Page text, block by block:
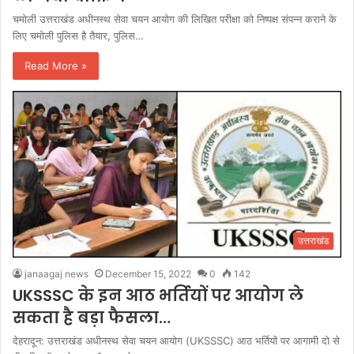
चमोली उत्तराखंड अधीनस्थ सेवा चयन आयोग की लिखित परीक्षा को निष्पक्ष संपन्न कराने के
लिए चमोली पुलिस है तैयार, पुलिस…
Read More »
उत्तराखंड
janaagaj news December 15, 2022 0 142
UKSSSC के इन आठ भर्तियों पर आयोग ले
सकता है बड़ा फैसला…
देहरादून: उत्तराखंड अधीनस्थ सेवा चयन आयोग (UKSSSC) आठ भर्तियों पर आगामी दो से